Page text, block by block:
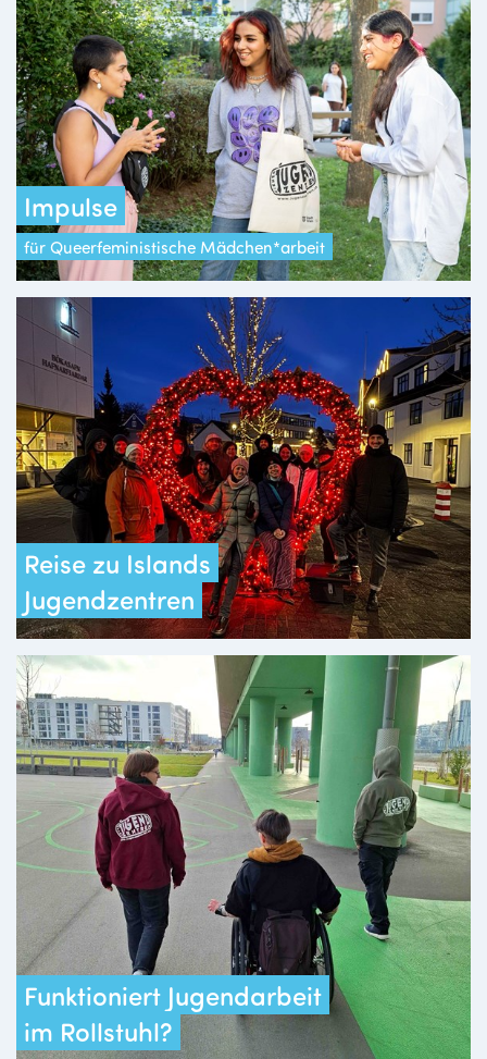
Impulse
für Queerfeministische Mädchen*arbeit
Reise zu Islands
Jugendzentren
Funktioniert Jugendarbeit
im Rollstuhl?